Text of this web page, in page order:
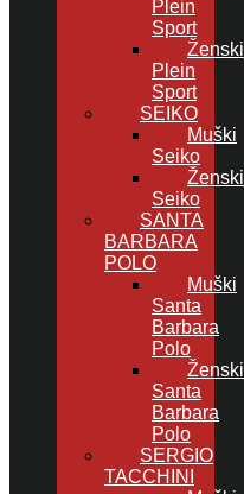
Plein
Sport
Ženski
Plein
Sport
SEIKO
Muški
Seiko
Ženski
Seiko
SANTA
BARBARA
POLO
Muški
Santa
Barbara
Polo
Ženski
Santa
Barbara
Polo
SERGIO
TACCHINI